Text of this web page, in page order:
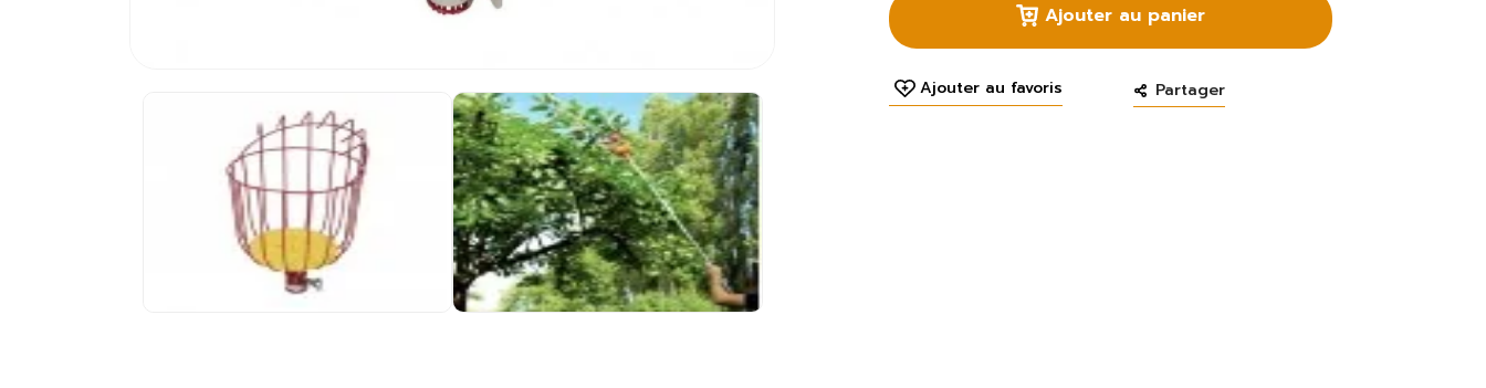
Ajouter au panier
Ajouter au favoris Partager